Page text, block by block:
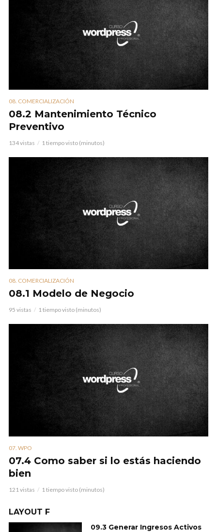
08. COMERCIALIZACIÓN
08.2 Mantenimiento Técnico
Preventivo
134 vistas 1 tiempo visto (minutos)
08. COMERCIALIZACIÓN
08.1 Modelo de Negocio
95 vistas 1 tiempo visto (minutos)
07. WPO
07.4 Como saber si lo estás haciendo
bien
121 vistas 1 tiempo visto (minutos)
LAYOUT F
09.3 Generar Ingresos Activos